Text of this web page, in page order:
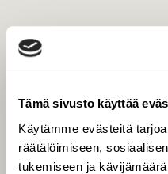
Tämä sivusto käyttää
Käytämme evästeitä
räätälöimiseen,
tukemiseen ja